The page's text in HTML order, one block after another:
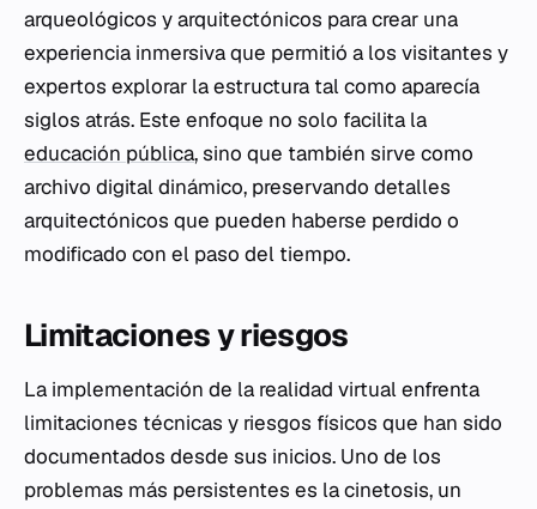
arqueológicos y arquitectónicos para crear una
experiencia inmersiva que permitió a los visitantes y
expertos explorar la estructura tal como aparecía
siglos atrás. Este enfoque no solo facilita la
educación pública, sino que también sirve como
archivo digital dinámico, preservando detalles
arquitectónicos que pueden haberse perdido o
modificado con el paso del tiempo.
Limitaciones y riesgos
La implementación de la realidad virtual enfrenta
limitaciones técnicas y riesgos físicos que han sido
documentados desde sus inicios. Uno de los
problemas más persistentes es la cinetosis, un